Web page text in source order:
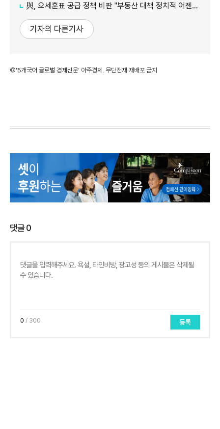
與, 오세훈표 공급 정책 비판 "부동산 대책 정치적 어젠다로 사용"
기자의 다른기사
©'5개국어 글로벌 경제신문' 아주경제. 무단전재·재배포 금지
댓글0
0 / 300 등록